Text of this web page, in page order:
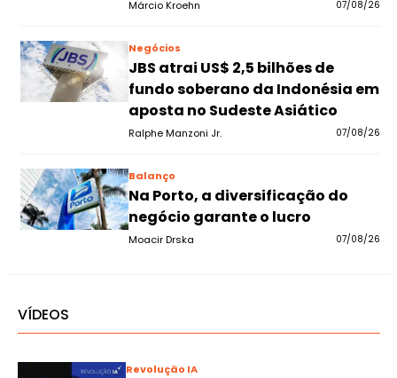
Márcio Kroehn 07/08/26
Negócios
JBS atrai US$ 2,5 bilhões de
fundo soberano da Indonésia em
aposta no Sudeste Asiático
Ralphe Manzoni Jr. 07/08/26
Balanço
Na Porto, a diversificação do
negócio garante o lucro
Moacir Drska 07/08/26
VÍDEOS
Revolução IA